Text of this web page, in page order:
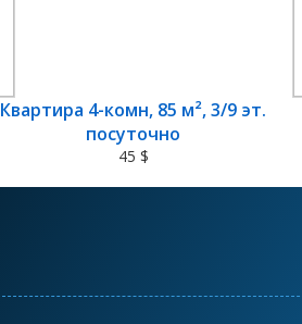
Квартира 4-комн, 85 м², 3/9 эт.
посуточно
45 $